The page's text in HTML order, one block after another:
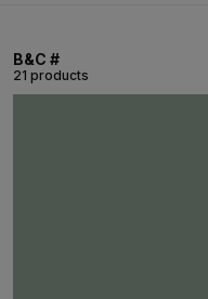
B&C #
21 products